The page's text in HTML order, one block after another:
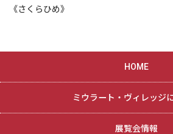
《さくらひめ》
HOME
ミウラート・ヴィレッジ
展覧会情報